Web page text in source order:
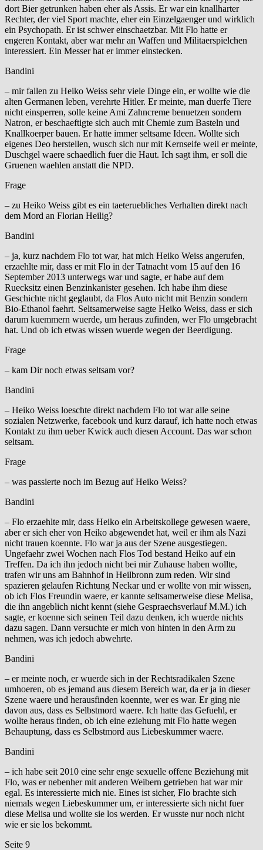
dort Bier getrunken haben eher als Assis. Er war ein knallharter
Rechter, der viel Sport machte, eher ein Einzelgaenger und wirklich
ein Psychopath. Er ist schwer einschaetzbar. Mit Flo hatte er
engeren Kontakt, aber war mehr an Waffen und Militaerspielchen
interessiert. Ein Messer hat er immer einstecken.
Bandini
– mir fallen zu Heiko Weiss sehr viele Dinge ein, er wollte wie die
alten Germanen leben, verehrte Hitler. Er meinte, man duerfe Tiere
nicht einsperren, solle keine Ami Zahncreme benuetzen sondern
Natron, er beschaeftigte sich auch mit Chemie zum Basteln und
Knallkoerper bauen. Er hatte immer seltsame Ideen. Wollte sich
eigenes Deo herstellen, wusch sich nur mit Kernseife weil er meinte,
Duschgel waere schaedlich fuer die Haut. Ich sagt ihm, er soll die
Gruenen waehlen anstatt die NPD.
Frage
– zu Heiko Weiss gibt es ein taeteruebliches Verhalten direkt nach
dem Mord an Florian Heilig?
Bandini
– ja, kurz nachdem Flo tot war, hat mich Heiko Weiss angerufen,
erzaehlte mir, dass er mit Flo in der Tatnacht vom 15 auf den 16
September 2013 unterwegs war und sagte, er habe auf dem
Ruecksitz einen Benzinkanister gesehen. Ich habe ihm diese
Geschichte nicht geglaubt, da Flos Auto nicht mit Benzin sondern
Bio-Ethanol faehrt. Seltsamerweise sagte Heiko Weiss, dass er sich
darum kuemmern wuerde, um heraus zufinden, wer Flo umgebracht
hat. Und ob ich etwas wissen wuerde wegen der Beerdigung.
Frage
– kam Dir noch etwas seltsam vor?
Bandini
– Heiko Weiss loeschte direkt nachdem Flo tot war alle seine
sozialen Netzwerke, facebook und kurz darauf, ich hatte noch etwas
Kontakt zu ihm ueber Kwick auch diesen Account. Das war schon
seltsam.
Frage
– was passierte noch im Bezug auf Heiko Weiss?
Bandini
– Flo erzaehlte mir, dass Heiko ein Arbeitskollege gewesen waere,
aber er sich eher von Heiko abgewendet hat, weil er ihm als Nazi
nicht trauen koennte. Flo war ja aus der Szene ausgestiegen.
Ungefaehr zwei Wochen nach Flos Tod bestand Heiko auf ein
Treffen. Da ich ihn jedoch nicht bei mir Zuhause haben wollte,
trafen wir uns am Bahnhof in Heilbronn zum reden. Wir sind
spazieren gelaufen Richtung Neckar und er wollte von mir wissen,
ob ich Flos Freundin waere, er kannte seltsamerweise diese Melisa,
die ihn angeblich nicht kennt (siehe Gespraechsverlauf M.M.) ich
sagte, er koenne sich seinen Teil dazu denken, ich wuerde nichts
dazu sagen. Dann versuchte er mich von hinten in den Arm zu
nehmen, was ich jedoch abwehrte.
Bandini
– er meinte noch, er wuerde sich in der Rechtsradikalen Szene
umhoeren, ob es jemand aus diesem Bereich war, da er ja in dieser
Szene waere und herausfinden koennte, wer es war. Er ging nie
davon aus, dass es Selbstmord waere. Ich hatte das Gefuehl, er
wollte heraus finden, ob ich eine eziehung mit Flo hatte wegen
Behauptung, dass es Selbstmord aus Liebeskummer waere.
Bandini
– ich habe seit 2010 eine sehr enge sexuelle offene Beziehung mit
Flo, was er nebenher mit anderen Weibern getrieben hat war mir
egal. Es interessierte mich nie. Eines ist sicher, Flo brachte sich
niemals wegen Liebeskummer um, er interessierte sich nicht fuer
diese Melisa und wollte sie los werden. Er wusste nur noch nicht
wie er sie los bekommt.
Seite 9